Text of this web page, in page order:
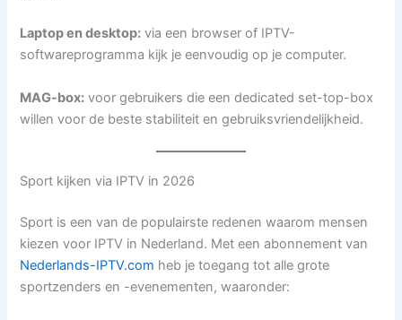
Laptop en desktop: via een browser of IPTV-
softwareprogramma kijk je eenvoudig op je computer.
MAG-box: voor gebruikers die een dedicated set-top-box
willen voor de beste stabiliteit en gebruiksvriendelijkheid.
Sport kijken via IPTV in 2026
Sport is een van de populairste redenen waarom mensen
kiezen voor IPTV in Nederland. Met een abonnement van
Nederlands-IPTV.com heb je toegang tot alle grote
sportzenders en -evenementen, waaronder: